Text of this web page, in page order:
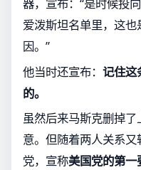
器，宣布：“是时候投
爱泼斯坦名单里，这
因。”
他当时还宣布： 记住这
的。
虽然后来马斯克删掉
意。但随着两人关系
党，宣称美国党的第